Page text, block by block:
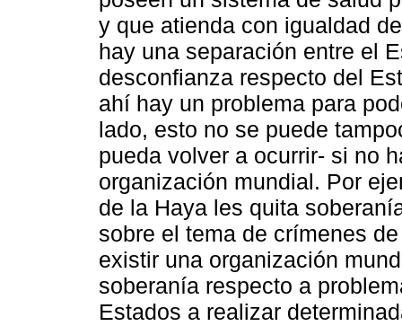
y que atienda con igualdad
hay una separación entre el
desconfianza respecto del
ahí hay un problema para
lado, esto no se puede
pueda volver a ocurrir- si no
organización mundial. Por
de la Haya les quita
sobre el tema de crímenes
existir una organización
soberanía respecto a
Estados a realizar